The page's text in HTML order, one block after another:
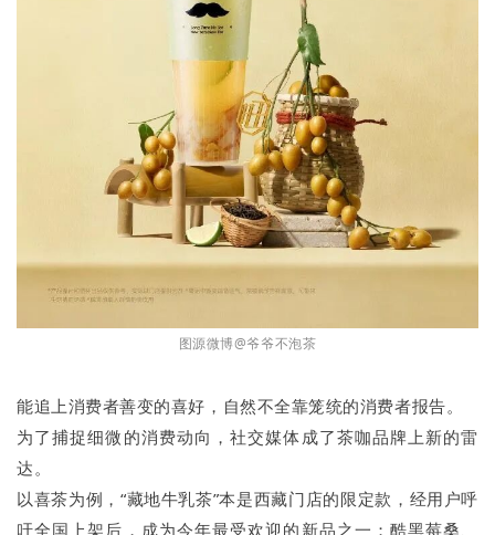
图源微博@爷爷不泡茶
能追上消费者善变的喜好，自然不全靠笼统的消费者报告。
为了捕捉细微的消费动向，社交媒体成了茶咖品牌上新的雷
达。
以喜茶为例，“藏地牛乳茶”本是西藏门店的限定款，经用户呼
吁全国上架后，成为今年最受欢迎的新品之一；酷黑莓桑、